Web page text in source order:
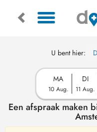
U bent hier:
MA
10 Aug.
DI
11 Aug.
Een afspraak maken